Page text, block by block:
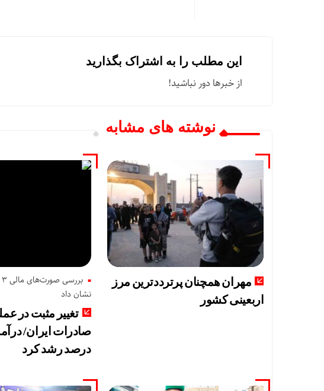
این مطلب را به اشتراک بگذارید
از خبرها دور نباشید!
نوشته های مشابه
مهران همچنان پرترددترین مرز
اربعینی کشور
نشان داد
تغییر مثبت در
درصد رشد کرد